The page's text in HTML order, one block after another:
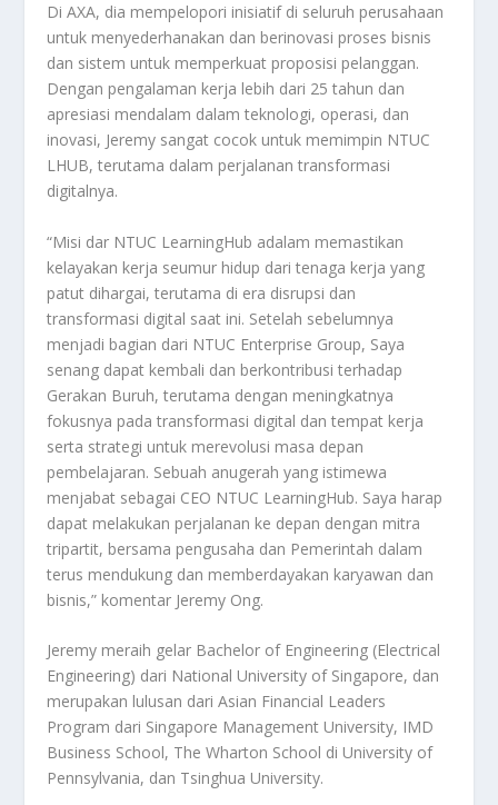
Di AXA, dia mempelopori inisiatif di seluruh perusahaan
untuk menyederhanakan dan berinovasi proses bisnis
dan sistem untuk memperkuat proposisi pelanggan.
Dengan pengalaman kerja lebih dari 25 tahun dan
apresiasi mendalam dalam teknologi, operasi, dan
inovasi, Jeremy sangat cocok untuk memimpin NTUC
LHUB, terutama dalam perjalanan transformasi
digitalnya.
“Misi dar NTUC LearningHub adalam memastikan
kelayakan kerja seumur hidup dari tenaga kerja yang
patut dihargai, terutama di era disrupsi dan
transformasi digital saat ini. Setelah sebelumnya
menjadi bagian dari NTUC Enterprise Group, Saya
senang dapat kembali dan berkontribusi terhadap
Gerakan Buruh, terutama dengan meningkatnya
fokusnya pada transformasi digital dan tempat kerja
serta strategi untuk merevolusi masa depan
pembelajaran. Sebuah anugerah yang istimewa
menjabat sebagai CEO NTUC LearningHub. Saya harap
dapat melakukan perjalanan ke depan dengan mitra
tripartit, bersama pengusaha dan Pemerintah dalam
terus mendukung dan memberdayakan karyawan dan
bisnis,” komentar Jeremy Ong.
Jeremy meraih gelar Bachelor of Engineering (Electrical
Engineering) dari National University of Singapore, dan
merupakan lulusan dari Asian Financial Leaders
Program dari Singapore Management University, IMD
Business School, The Wharton School di University of
Pennsylvania, dan Tsinghua University.